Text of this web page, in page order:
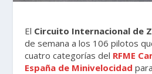
El Circuito Internacional de
de semana a los 106 pilotos
cuatro categorías del RFME
España de Minivelocidad